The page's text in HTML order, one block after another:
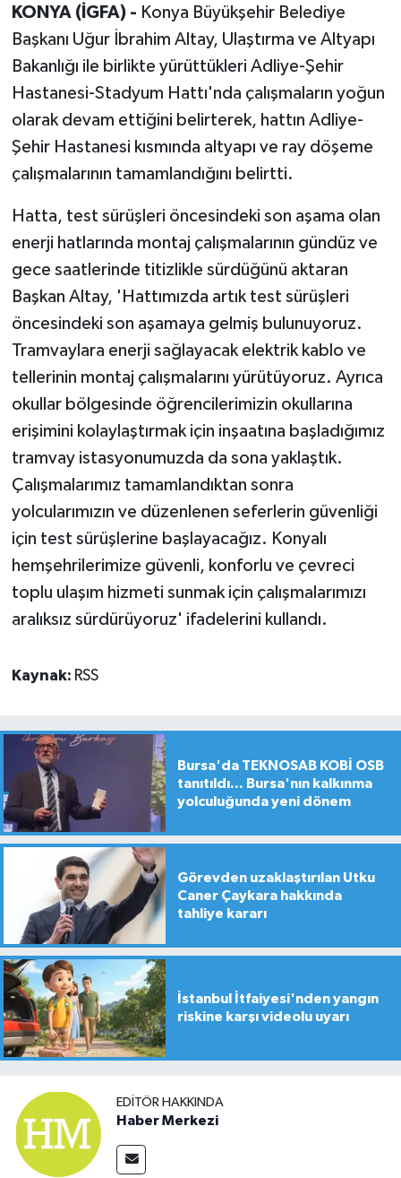
KONYA (İGFA) - Konya Büyükşehir Belediye
Başkanı Uğur İbrahim Altay, Ulaştırma ve Altyapı
Bakanlığı ile birlikte yürüttükleri Adliye-Şehir
Hastanesi-Stadyum Hattı'nda çalışmaların yoğun
olarak devam ettiğini belirterek, hattın Adliye-
Şehir Hastanesi kısmında altyapı ve ray döşeme
çalışmalarının tamamlandığını belirtti.
Hatta, test sürüşleri öncesindeki son aşama olan
enerji hatlarında montaj çalışmalarının gündüz ve
gece saatlerinde titizlikle sürdüğünü aktaran
Başkan Altay, 'Hattımızda artık test sürüşleri
öncesindeki son aşamaya gelmiş bulunuyoruz.
Tramvaylara enerji sağlayacak elektrik kablo ve
tellerinin montaj çalışmalarını yürütüyoruz. Ayrıca
okullar bölgesinde öğrencilerimizin okullarına
erişimini kolaylaştırmak için inşaatına başladığımız
tramvay istasyonumuzda da sona yaklaştık.
Çalışmalarımız tamamlandıktan sonra
yolcularımızın ve düzenlenen seferlerin güvenliği
için test sürüşlerine başlayacağız. Konyalı
hemşehrilerimize güvenli, konforlu ve çevreci
toplu ulaşım hizmeti sunmak için çalışmalarımızı
aralıksız sürdürüyoruz' ifadelerini kullandı.
Kaynak: RSS
Bursa'da TEKNOSAB KOBİ OSB
tanıtıldı... Bursa'nın kalkınma
yolculuğunda yeni dönem
Görevden uzaklaştırılan Utku
Caner Çaykara hakkında
tahliye kararı
İstanbul İtfaiyesi'nden yangın
riskine karşı videolu uyarı
EDITÖR HAKKINDA
Haber Merkezi